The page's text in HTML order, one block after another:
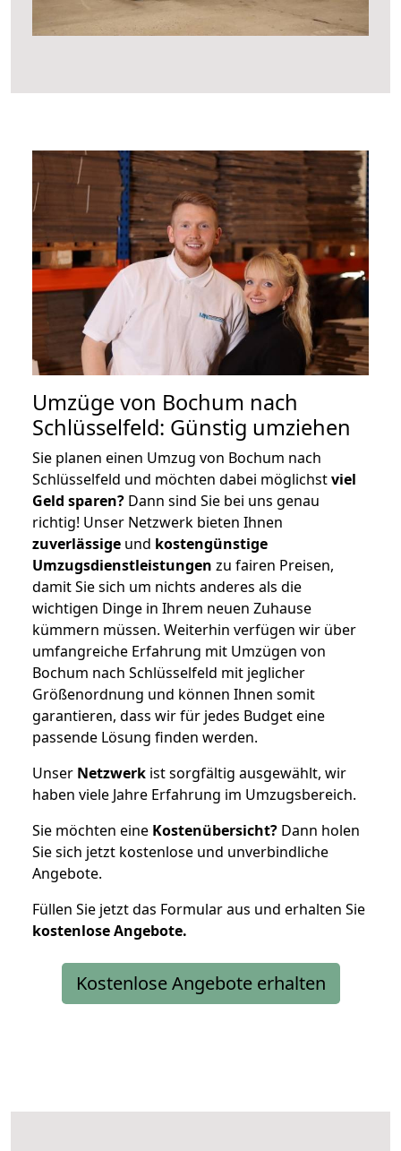
Umzüge von Bochum nach
Schlüsselfeld: Günstig umziehen
Sie planen einen Umzug von Bochum nach
Schlüsselfeld und möchten dabei möglichstviel
Geld sparen? Dann sind Sie bei uns genau
richtig! Unser Netzwerk bieten Ihnen
zuverlässige und kostengünstige
Umzugsdienstleistungen zu fairen Preisen,
damit Sie sich um nichts anderes als die
wichtigen Dinge in Ihrem neuen Zuhause
kümmern müssen. Weiterhin verfügen wir über
umfangreiche Erfahrung mit Umzügen von
Bochum nach Schlüsselfeld mit jeglicher
Größenordnung und können Ihnen somit
garantieren, dass wir für jedes Budget eine
passende Lösung finden werden.
Unser Netzwerk ist sorgfältig ausgewählt, wir
haben viele Jahre Erfahrung im Umzugsbereich.
Sie möchten eine Kostenübersicht? Dann holen
Sie sich jetzt kostenlose und unverbindliche
Angebote.
Füllen Sie jetzt das Formular aus und erhalten Sie
kostenloseAngebote.
Kostenlose Angebote erhalten